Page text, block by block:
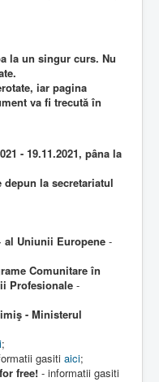
la un singur curs. Nu
iar pagina
va fi trecută în
- 19.11.2021, pâna la
la secretariatul
Uniunii Europene -
Comunitare în
Profesionale -
- Ministerul
;
gasiti aici;
free! - informatii gasiti